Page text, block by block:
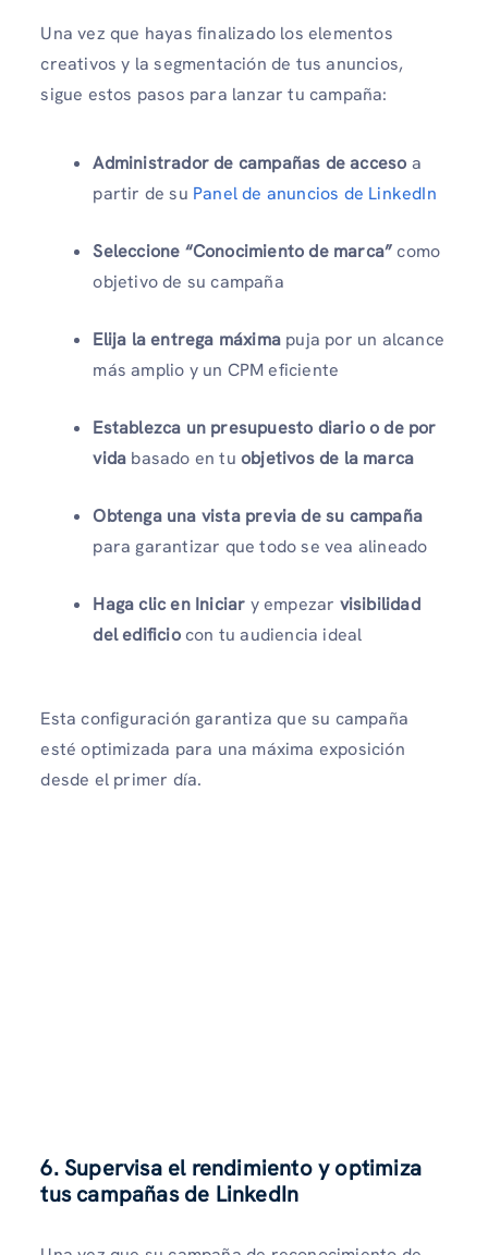
Una vez que hayas finalizado los elementos
creativos y la segmentación de tus anuncios,
sigue estos pasos para lanzar tu campaña:
Administrador de campañas de acceso a
partir de su Panel de anuncios de LinkedIn
Seleccione “Conocimiento de marca”como
objetivo de su campaña
Elija la entrega máxima puja por un alcance
más amplio y un CPM eficiente
Establezca un presupuesto diario o de por
vida basado en tuobjetivos de la marca
Obtenga una vista previa de su campaña
para garantizar que todo se vea alineado
Haga clic en Iniciar y empezar visibilidad
del edificiocon tu audiencia ideal
Esta configuración garantiza que su campaña
esté optimizada para una máxima exposición
desde el primer día.
6. Supervisa el rendimiento y optimiza
tus campañas de LinkedIn